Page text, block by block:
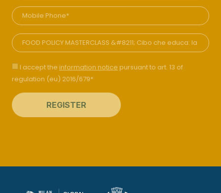
I accept the information notice pursuant to art. 13 of
regulation (eu) 2016/679*